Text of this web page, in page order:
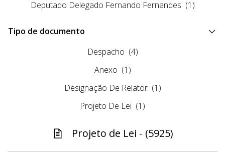
Deputado Delegado Fernando Fernandes (1)
Tipo de documento
Despacho (4)
Anexo (1)
Designação De Relator (1)
Projeto De Lei (1)
Projeto de Lei - (5925)